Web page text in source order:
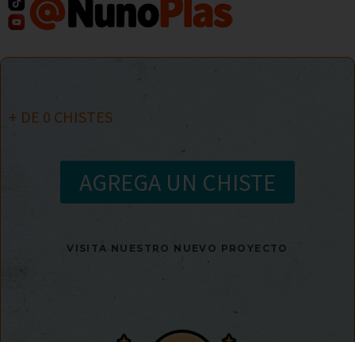
+ DE 0 CHISTES
AGREGA UN CHISTE
VISITA NUESTRO NUEVO PROYECTO